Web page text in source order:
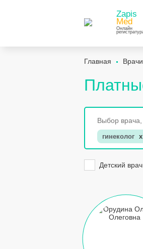
Zapis
Med
Онлайн
Главная Врачи
гинеколог x
Детский врач